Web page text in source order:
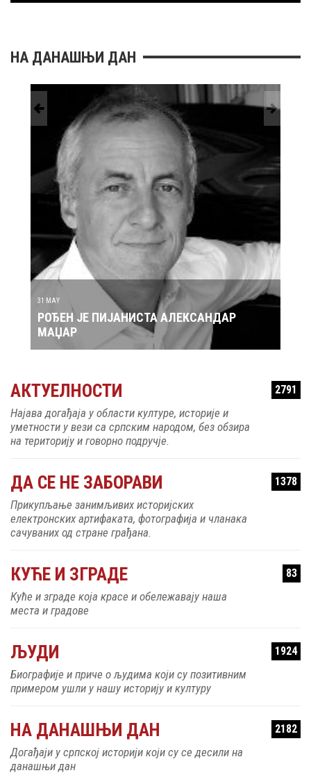
НА ДАНАШЊИ ДАН
АЛЕКСАНДАР
30 MAY
РОЂЕН ЈЕ ПЕВАЧ
АКТУЕЛНОСТИ 2791
Најава догађаја у области културе, историје и
уметности у вези са српским народом, без обзира
на територију и говорно подручје.
ДА СЕ НЕ ЗАБОРАВИ 1378
Прикупљање занимљивих историјских
електронских артифаката, фотографија и чланака
сачуваних од стране грађана.
КУЋЕ И ЗГРАДЕ 83
Куће и зграде која красе и обележавају наша
места и градове
ЉУДИ 1924
Биографије и приче о људима који су позитивним
примером ушли у нашу историју и културу
НА ДАНАШЊИ ДАН 2182
Догађаји у српској историји који су се десили на
данашњи дан